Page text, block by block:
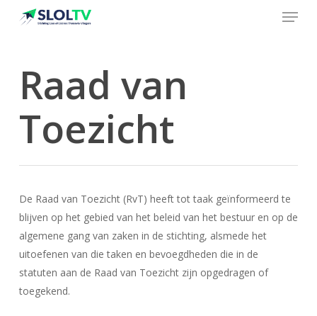
Menu
Raad van
Toezicht
De Raad van Toezicht (RvT) heeft tot taak geïnformeerd te
blijven op het gebied van het beleid van het bestuur en op de
algemene gang van zaken in de stichting, alsmede het
uitoefenen van die taken en bevoegdheden die in de
statuten aan de Raad van Toezicht zijn opgedragen of
toegekend.